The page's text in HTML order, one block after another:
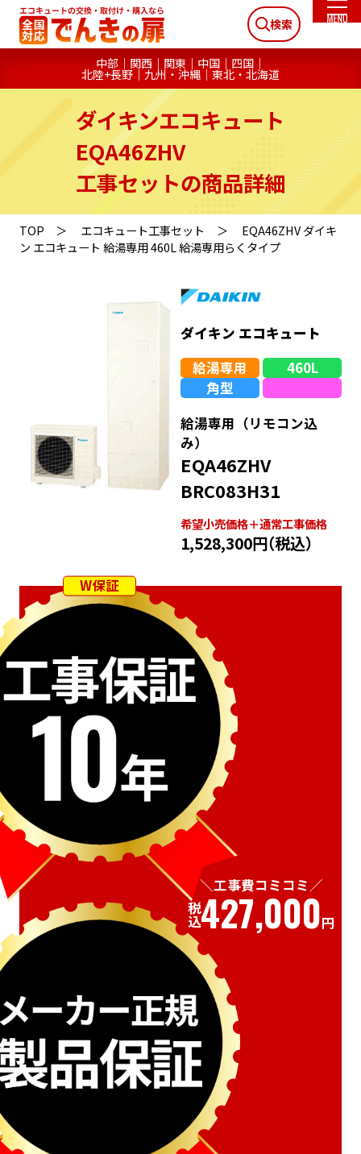
検索
中部 関西 関東 中国 四国
北陸+長野 九州・沖縄 東北・北海道
ダイキンエコキュート
EQA46ZHV
工事セットの商品詳細
TOP エコキュート工事セット
EQA46ZHV ダイキ
ン エコキュート 給湯専用 460L 給湯専用らくタイプ
ダイキン エコキュート
給湯専用
460L
角型
給湯専用（リモコン込
み）
EQA46ZHV
BRC083H31
希望⼩売価格＋通常⼯事価格
1,528,300円（税込）
W保証
工事費コミコミ
税込427,000円